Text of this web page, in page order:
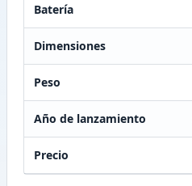
Batería
Dimensiones
Peso
Año de lanzamiento
Precio